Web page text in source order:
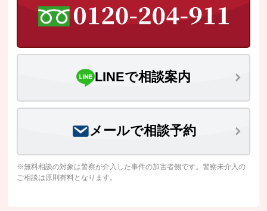
LINEで相談案内
メールで相談予約
※無料相談の対象は警察が介入した事件の加害者側です。警察未介入の
ご相談は原則有料となります。